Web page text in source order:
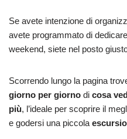
Se avete intenzione di
avete programmato di
weekend, siete nel posto
Scorrendo lungo la pagina
giorno per giorno di cosa
più, l’ideale per scoprire il
e godersi una piccola